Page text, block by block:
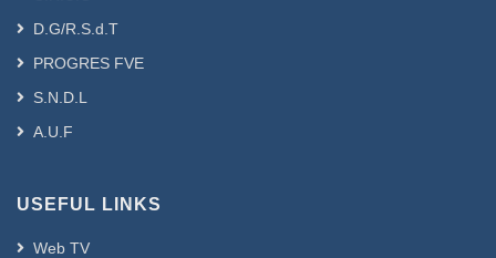
D.G/R.S.d.T
PROGRES FVE
S.N.D.L
A.U.F
USEFUL LINKS
Web TV